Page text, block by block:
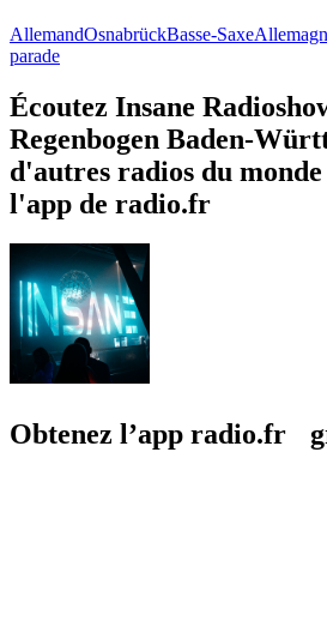
AllemandOsnabrückBasse-Saxe
parade
Écoutez Insane
Regenbogen Baden-
d'autres radios du
l'app de radio.fr
Obtenez l’app radio.fr